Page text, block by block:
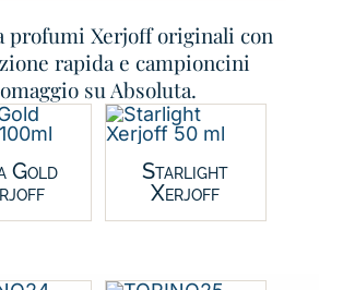
profumi Xerjoff originali con
rapida e campioncini
omaggio su Absoluta.
Gold
Starlight
Xerjoff